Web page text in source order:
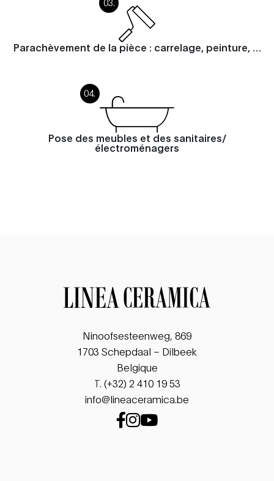
Parachèvement de la pièce : carrelage, peinture, …
Pose des meubles et des sanitaires/
électroménagers
Ninoofsesteenweg, 869
1703 Schepdaal – Dilbeek
Belgique
T. (+32) 2 410 19 53
info@lineaceramica.be